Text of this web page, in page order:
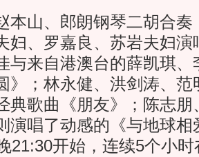
山、郎朗钢琴二胡合奏
妇、罗嘉良、苏岩夫妇演
与来自港澳台的薛凯琪
》；林永健、洪剑涛、
典歌曲《朋友》；陈志朋
演唱了动感的《与地球相
21:30开始，连续5个小